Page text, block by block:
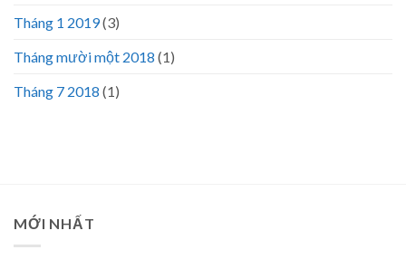
Tháng 1 2019(3)
Tháng mười một 2018 (1)
Tháng 7 2018 (1)
MỚI NHẤT